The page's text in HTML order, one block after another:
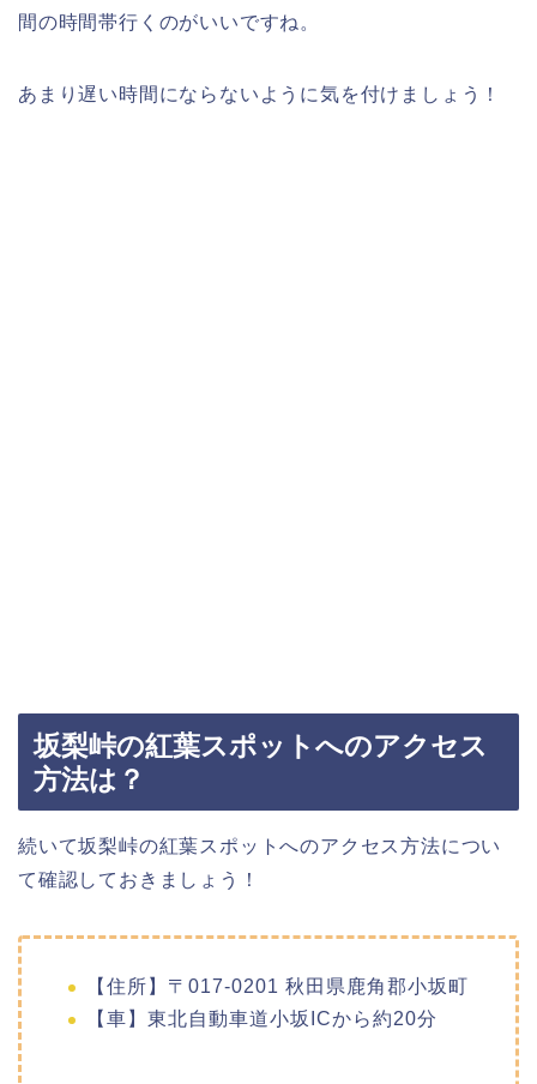
間の時間帯行くのがいいですね。
あまり遅い時間にならないように気を付けましょう！
坂梨峠の紅葉スポットへのアクセス
方法は？
続いて坂梨峠の紅葉スポットへのアクセス方法につい
て確認しておきましょう！
【住所】〒017-0201 秋田県鹿角郡小坂町
【車】東北自動車道小坂ICから約20分